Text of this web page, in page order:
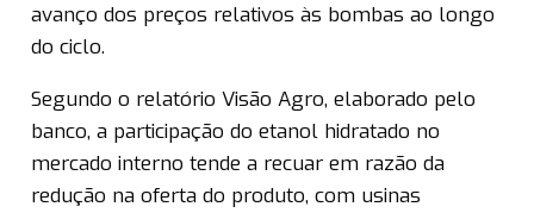
avanço dos preços relativos às bombas ao longo
do ciclo.
Segundo o relatório Visão Agro, elaborado pelo
banco, a participação do etanol hidratado no
mercado interno tende a recuar em razão da
redução na oferta do produto, com usinas